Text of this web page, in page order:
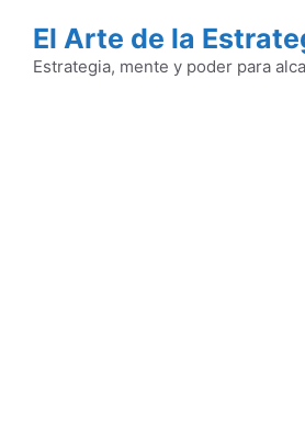
contenido
El Arte de la
Estrategia, mente y poder para